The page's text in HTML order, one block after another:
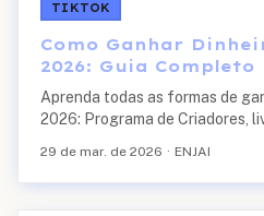
TIKTOK
Como Ganhar
2026: Guia Completo
Aprenda todas as formas de
2026: Programa de Criadores,
29 de mar. de 2026 · ENJAI